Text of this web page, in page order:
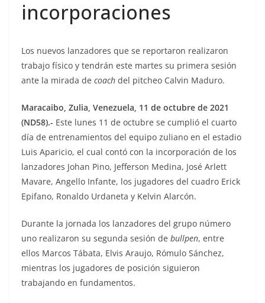
incorporaciones
Los nuevos lanzadores que se reportaron realizaron
trabajo físico y tendrán este martes su primera sesión
ante la mirada de coach del pitcheo Calvin Maduro.
Maracaibo, Zulia, Venezuela, 11 de octubre de 2021
(ND58).- Este lunes 11 de octubre se cumplió el cuarto
día de entrenamientos del equipo zuliano en el estadio
Luis Aparicio, el cual contó con la incorporación de los
lanzadores Johan Pino, Jefferson Medina, José Arlett
Mavare, Angello Infante, los jugadores del cuadro Erick
Epifano, Ronaldo Urdaneta y Kelvin Alarcón.
Durante la jornada los lanzadores del grupo número
uno realizaron su segunda sesión de bullpen, entre
ellos Marcos Tábata, Elvis Araujo, Rómulo Sánchez,
mientras los jugadores de posición siguieron
trabajando en fundamentos.